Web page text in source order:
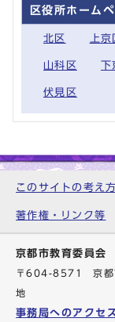
区役所ホーム
北区 上京
山科区 下
伏見区
このサイトの考え方
著作権・リンク等
京都市教育委員会
〒604-8571 京都
地
事務局へのアクセ